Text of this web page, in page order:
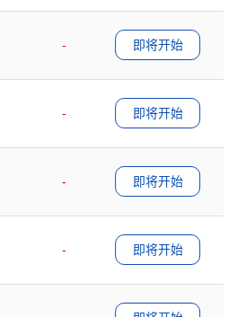
-
即将开始
-
即将开始
-
即将开始
-
即将开始